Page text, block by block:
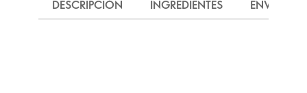
DESCRIPCIÓN INGREDIENTES ENVÍO